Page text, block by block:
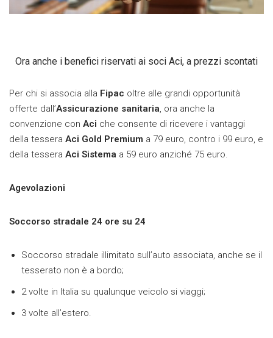
Ora anche i benefici riservati ai soci Aci, a prezzi scontati
Per chi si associa alla Fipac oltre alle grandi opportunità
offerte dall’Assicurazione sanitaria, ora anche la
convenzione con Aci che consente di ricevere i vantaggi
della tessera Aci Gold Premium a 79 euro, contro i 99 euro, e
della tessera Aci Sistema a 59 euro anziché 75 euro.
Agevolazioni
Soccorso stradale 24 ore su 24
Soccorso stradale illimitato sull’auto associata, anche se il
tesserato non è a bordo;
2 volte in Italia su qualunque veicolo si viaggi;
3 volte all’estero.